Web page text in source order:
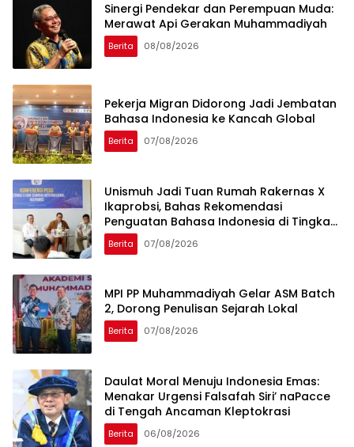
Sinergi Pendekar dan Perempuan Muda:
Merawat Api Gerakan Muhammadiyah
Berita 08/08/2026
Pekerja Migran Didorong Jadi Jembatan
Bahasa Indonesia ke Kancah Global
Berita 07/08/2026
Unismuh Jadi Tuan Rumah Rakernas X
Ikaprobsi, Bahas Rekomendasi
Penguatan Bahasa Indonesia di Tingkat
Global
Berita 07/08/2026
MPI PP Muhammadiyah Gelar ASM Batch
2, Dorong Penulisan Sejarah Lokal
Berita 07/08/2026
Daulat Moral Menuju Indonesia Emas:
Menakar Urgensi Falsafah Siri’ naPacce
di Tengah Ancaman Kleptokrasi
Berita 06/08/2026